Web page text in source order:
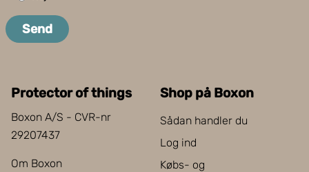
Send
Protector of things
Boxon A/S - CVR-nr
29207437
Om Boxon
Shop på Boxon
Sådan handler du
Log ind
Købs- og